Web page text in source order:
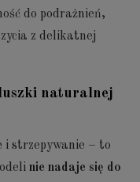
do podrażnień,
z delikatnej
naturalnej
i strzepywanie – to
nie nadaje się do